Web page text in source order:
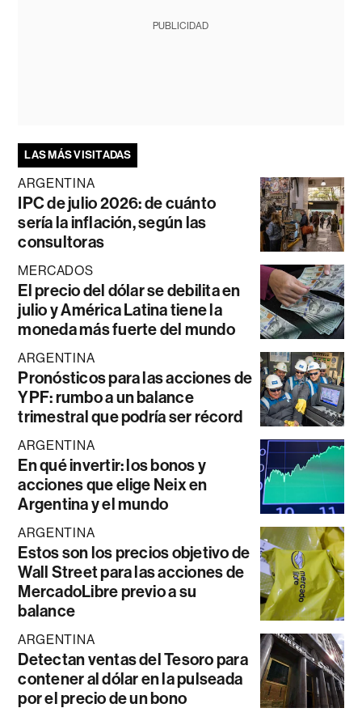
PUBLICIDAD
LAS MÁS VISITADAS
ARGENTINA
IPC de julio 2026: de cuánto
sería la inflación, según las
consultoras
MERCADOS
El precio del dólar se debilita en
julio y América Latina tiene la
moneda más fuerte del mundo
ARGENTINA
Pronósticos para las acciones de
YPF: rumbo a un balance
trimestral que podría ser récord
ARGENTINA
En qué invertir: los bonos y
acciones que elige Neix en
Argentina y el mundo
ARGENTINA
Estos son los precios objetivo de
Wall Street para las acciones de
MercadoLibre previo a su
balance
ARGENTINA
Detectan ventas del Tesoro para
contener al dólar en la pulseada
por el precio de un bono